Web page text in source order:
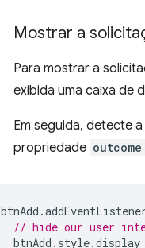
Mostrar a
Para mostrar a
exibida uma caixa de
Em seguida, detecte
propriedade outcome
btnAdd .
// hide our user
btnAdd . style.display